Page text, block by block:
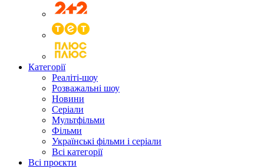
Категорії
Реаліті-шоу
Розважальні шоу
Новини
Серіали
Мультфільми
Фільми
Українські фільми і серіали
Всі категорії
Всі проєкти